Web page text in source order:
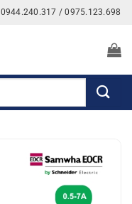
0944.240.317 / 0975.123.698